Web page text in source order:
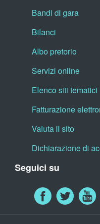
Bandi di gara
Bilanci
Albo pretorio
Servizi online
Elenco siti tematici
Fatturazione
Valuta il sito
Dichiarazione di
Seguici su